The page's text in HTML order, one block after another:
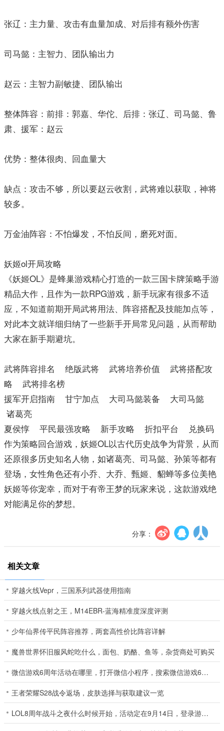
张辽：主力量、攻击有血量加成、对后排有额外伤害
司马懿：主智力、团队输出力
赵云：主智力副敏捷、团队输出
整体阵容：前排：郭嘉、华佗、后排：张辽、司马懿、鲁
肃、援军：赵云
优势：整体很肉、回血量大
缺点：攻击不够，所以要赵云收割，武将难以获取，神将
较多。
万金油阵容：不怕爆发，不怕反间，磨死对面。
妖姬ol开局攻略
《妖姬OL》是蜂巢游戏精心打造的一款三国卡牌策略手游
精品大作，且作为一款RPG游戏，新手玩家有很多不适
应，不知道前期开局武将用法、阵容搭配及技能加点等，
对此本文就详细归纳了一些新手开局常见问题，从而帮助
大家在新手期避坑。
武将阵容排名 绝版武将 武将培养价值 武将搭配攻
略 武将排名榜
援军开启指南 甘宁加点 大司马懿装备 大司马懿
诸葛亮
夏侯惇 平民最强攻略 新手攻略 折扣平台 兑换码
作为策略回合游戏，妖姬OL以古代历史战争为背景，从而
还原很多历史知名人物，如诸葛亮、司马懿、孙策等都有
登场，女性角色还有小乔、大乔、甄姬、貂蝉等多位美艳
妖姬等你宠幸，而对于有帝王梦的玩家来说，这款游戏绝
对能满足你的梦想。
分享：
相关文章
穿越火线Vepr，三国系列武器使用指南
穿越火线点射之王，M14EBR-蓝海精准度深度评测
少年仙界传平民阵容推荐，两套高性价比阵容详解
魔兽世界怀旧服风蛇吃什么，面包、奶酪、鱼等，杂货商处可购买
微信游戏6周年活动在哪里，打开微信小程序，搜索微信游戏6周年即可进入
王者荣耀S28战令返场，皮肤选择与获取建议一览
LOL8周年战斗之夜什么时候开始，活动定在9月14日，登录游戏可获增益及奖励